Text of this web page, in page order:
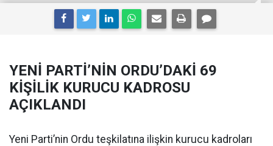
YENİ PARTİ’NİN ORDU’DAKİ 69
KİŞİLİK KURUCU KADROSU
AÇIKLANDI
Yeni Parti’nin Ordu teşkilatına ilişkin kurucu kadroları